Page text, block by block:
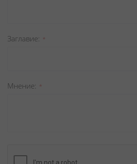
Заглавиe
Мнение